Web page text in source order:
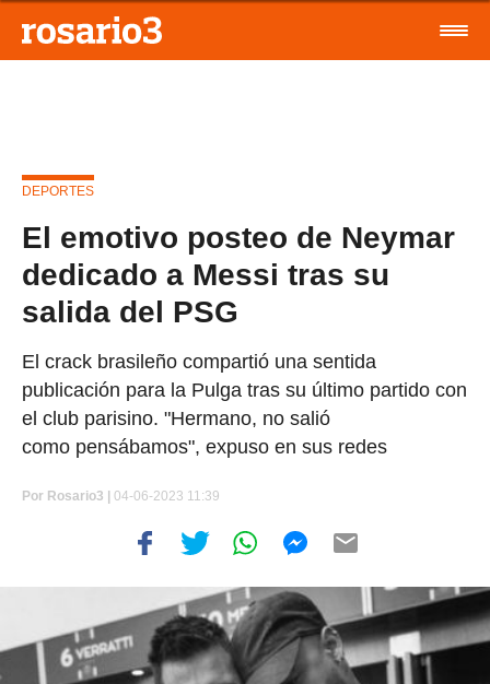
DEPORTES
El emotivo posteo de Neymar
dedicado a Messi tras su
salida del PSG
El crack brasileño compartió una sentida
publicación para la Pulga tras su último partido con
el club parisino. "Hermano, no salió
como pensábamos", expuso en sus redes
Por Rosario3 | 04-06-2023 11:39